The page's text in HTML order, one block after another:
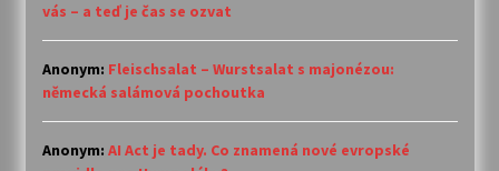
vás – a teď je čas se ozvat
Anonym: Fleischsalat – Wurstsalat s majonézou:
německá salámová pochoutka
Anonym: AI Act je tady. Co znamená nové evropské